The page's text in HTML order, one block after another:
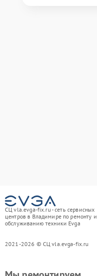
СЦ vla.evga-fix.ru - сеть сервисных
центров в Владимире по ремонту и
обслуживанию техники Evga
2021-2026 © СЦ vla.evga-fix.ru